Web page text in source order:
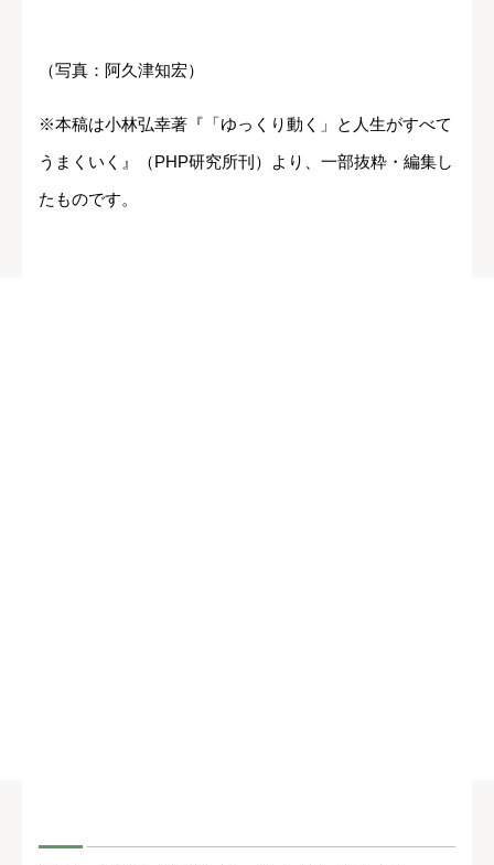
（写真：阿久津知宏）
※本稿は小林弘幸著『「ゆっくり動く」と人生がすべて
うまくいく』（PHP研究所刊）より、一部抜粋・編集し
たものです。